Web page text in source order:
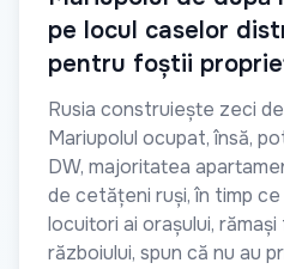
pe locul caselor
pentru foștii
Rusia construiește zeci
Mariupolul ocupat, însă,
DW, majoritatea
de cetățeni ruși, în timp
locuitori ai orașului,
războiului, spun că nu au